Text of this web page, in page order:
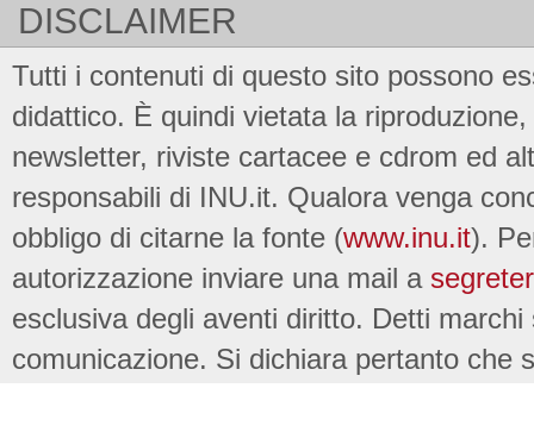
DISCLAIMER
Tutti i contenuti di questo sito possono
didattico. È quindi vietata la
newsletter, riviste cartacee e cdrom ed
responsabili di INU.it. Qualora venga
obbligo di citarne la fonte (www.inu.it).
autorizzazione inviare una mail a
esclusiva degli aventi diritto. Detti
comunicazione. Si dichiara pertanto che